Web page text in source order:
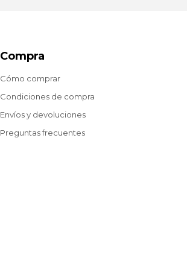
Compra
Cómo comprar
Condiciones de compra
Envíos y devoluciones
Preguntas frecuentes